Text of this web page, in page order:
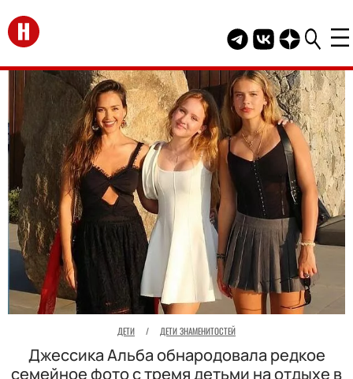
Перейти на главную
Telegram канал
Группа HELLO
Канал
ДЕТИ / ДЕТИ ЗНАМЕНИТОСТЕЙ
Джессика Альба обнародовала редкое
семейное фото с тремя детьми на отдыхе в